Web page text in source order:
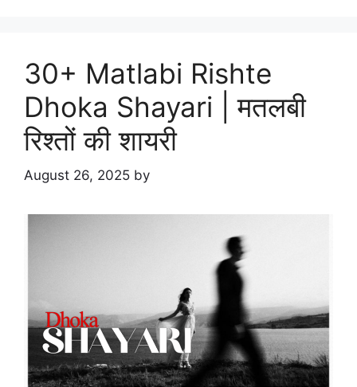
30+ Matlabi Rishte
Dhoka Shayari | मतलबी
रिश्तों की शायरी
August 26, 2025 by